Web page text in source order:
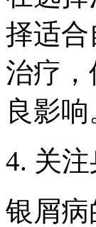
择适
治疗
良影响
4. 关
银屑